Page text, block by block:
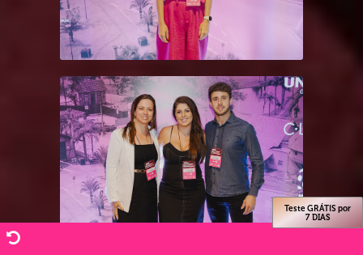
Teste GRÁTIS por
7 DIAS